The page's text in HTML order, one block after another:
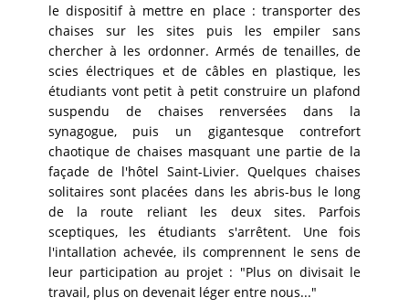
le dispositif à mettre en place : transporter des
chaises sur les sites puis les empiler sans
chercher à les ordonner. Armés de tenailles, de
scies électriques et de câbles en plastique, les
étudiants vont petit à petit construire un plafond
suspendu de chaises renversées dans la
synagogue, puis un gigantesque contrefort
chaotique de chaises masquant une partie de la
façade de l'hôtel Saint-Livier. Quelques chaises
solitaires sont placées dans les abris-bus le long
de la route reliant les deux sites. Parfois
sceptiques, les étudiants s'arrêtent. Une fois
l'intallation achevée, ils comprennent le sens de
leur participation au projet : "Plus on divisait le
travail, plus on devenait léger entre nous..."